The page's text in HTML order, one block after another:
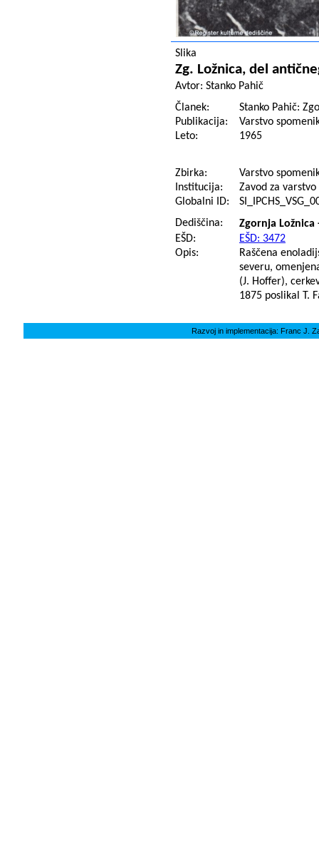
Slika
Zg. Ložnica, del
Avtor: Stanko Pahič
Članek:
Stanko Pahič:
Publikacija:
Varstvo
Leto:
1965
Zbirka:
Varstvo
Institucija:
Zavod za
Globalni ID:
Dediščina:
Zgornja Ložnica
EŠD:
EŠD: 3472
Opis:
Raščena
severu,
(J. Hoffer),
1875 poslikal T.
Razvoj in implementacija: Franc J.